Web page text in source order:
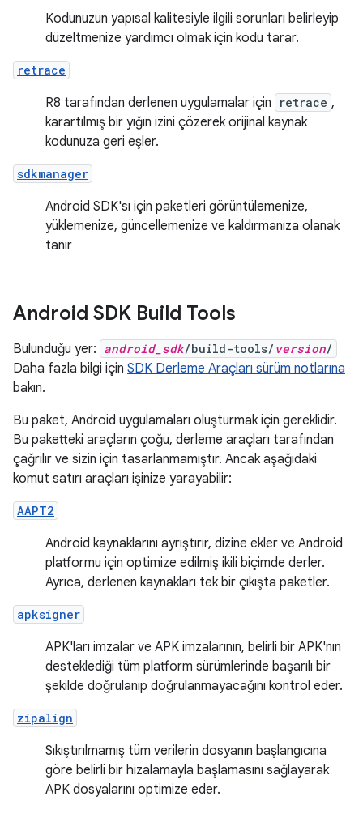
Kodunuzun yapısal kalitesiyle ilgili sorunları belirleyip
düzeltmenize yardımcı olmak için kodu tarar.
retrace
R8 tarafından derlenen uygulamalar için retrace ,
karartılmış bir yığın izini çözerek orijinal kaynak
kodunuza geri eşler.
sdkmanager
Android SDK'sı için paketleri görüntülemenize,
yüklemenize, güncellemenize ve kaldırmanıza olanak
tanır
Android SDK Build Tools
Bulunduğu yer: android_sdk/build-tools/ version/
Daha fazla bilgi için SDK Derleme Araçları sürüm notlarına
bakın.
Bu paket, Android uygulamaları oluşturmak için gereklidir.
Bu paketteki araçların çoğu, derleme araçları tarafından
çağrılır ve sizin için tasarlanmamıştır. Ancak aşağıdaki
komut satırı araçları işinize yarayabilir:
AAPT2
Android kaynaklarını ayrıştırır, dizine ekler ve Android
platformu için optimize edilmiş ikili biçimde derler.
Ayrıca, derlenen kaynakları tek bir çıkışta paketler.
apksigner
APK'ları imzalar ve APK imzalarının, belirli bir APK'nın
desteklediği tüm platform sürümlerinde başarılı bir
şekilde doğrulanıp doğrulanmayacağını kontrol eder.
zipalign
Sıkıştırılmamış tüm verilerin dosyanın başlangıcına
göre belirli bir hizalamayla başlamasını sağlayarak
APK dosyalarını optimize eder.